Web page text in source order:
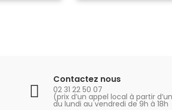
Contactez nous
02 31 22 50 07
(prix d’un appel local à partir
du lundi au vendredi de 9h à 18h